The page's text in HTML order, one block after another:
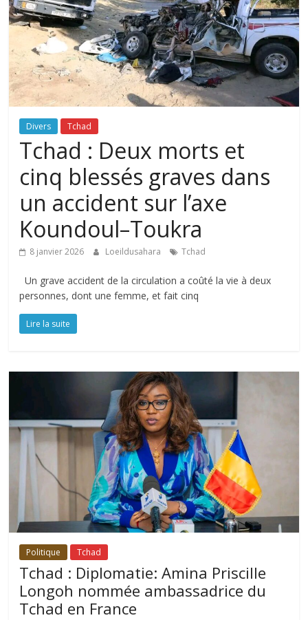
Divers Tchad
Tchad : Deux morts et
cinq blessés graves dans
un accident sur l’axe
Koundoul–Toukra
8 janvier 2026 Loeildusahara Tchad
Un grave accident de la circulation a coûté la vie à deux
personnes, dont une femme, et fait cinq
Lire la suite
Politique Tchad
Tchad : Diplomatie: Amina Priscille
Longoh nommée ambassadrice du
Tchad en France